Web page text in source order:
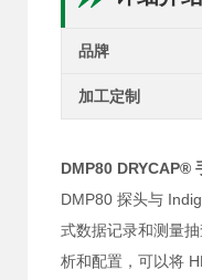
品牌
加工定制
DMP80 DRYCAP®
DMP80 探头与
式数据记录和测量
析和配置，可以将